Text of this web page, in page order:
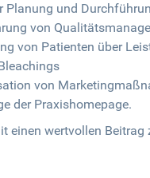
Planung und
von
von Patienten über
von
der Praxishomepage.
einen wertvollen